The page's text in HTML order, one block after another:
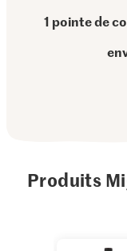
1 pointe de
Produits